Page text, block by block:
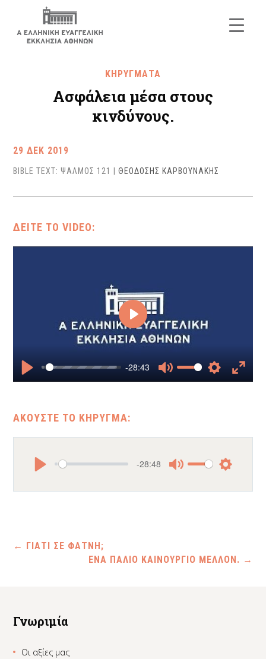
ΚΗΡΥΓΜΑΤΑ
Ασφάλεια μέσα στους
κινδύνους.
29 ΔΕΚ 2019
BIBLE TEXT: ΨΑΛΜΟΣ 121 |ΘΕΟΔΟΣΗΣ ΚΑΡΒΟΥΝΑΚΗΣ
Play
-28:43
Mute
SettingsEnter
Play
-28:48
← ΓΙΑΤΙ ΣΕ ΦΑΤΝΗ;
ΕΝΑ ΠΑΛΙΟ ΚΑΙΝΟΥΡΓΙΟ ΜΕΛΛΟΝ. →
Γνωριμία
Οι αξίες μας